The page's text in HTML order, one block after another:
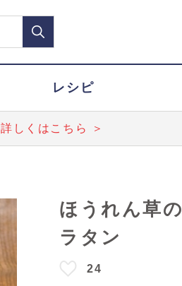
レシピ
しくはこちら ＞
ほうれん草
ラタン
24